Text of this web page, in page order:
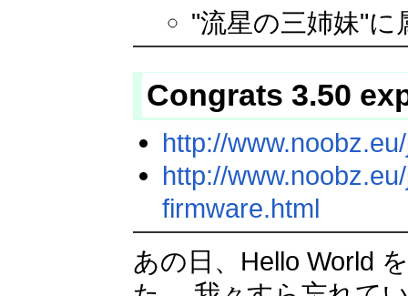
"流星の三姉妹"
Congrats 3.50
http://
http://
firmware.html
あの日、Hello World